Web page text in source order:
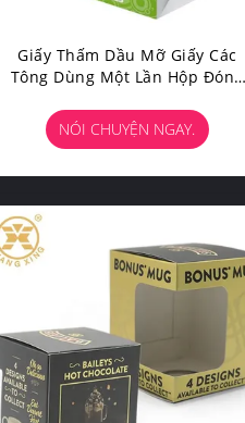
Giấy Thấm Dầu Mỡ Giấy Các
Tông Dùng Một Lần Hộp Đóng
NÓI CHUYỆN NGAY.